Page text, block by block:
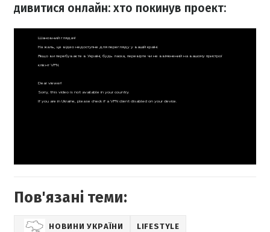
дивитися онлайн: хто покинув проект:
Пов'язані теми:
НОВИНИ УКРАЇНИ LIFESTYLE